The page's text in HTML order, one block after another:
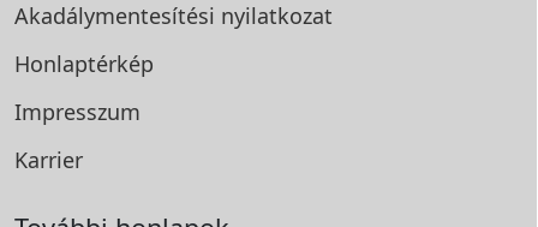
Akadálymentesítési nyilatkozat
Honlaptérkép
Impresszum
Karrier